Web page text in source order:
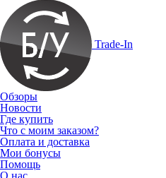
Trade-In
Обзоры
Новости
Где купить
Что с моим заказом?
Оплата и доставка
Мои бонусы
Помощь
О нас